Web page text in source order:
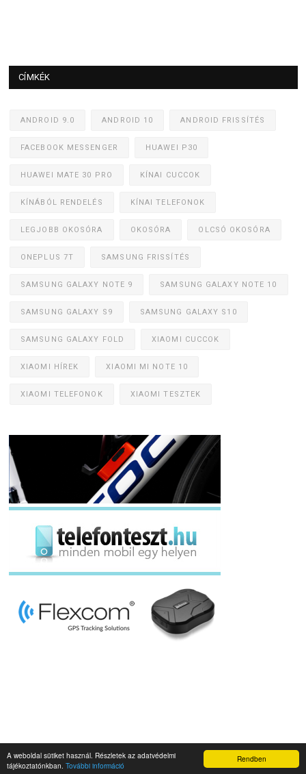
Rendben
A weboldal sütiket használ. Részletek az adatvédelmi
tájékoztatónkban. További információ
CÍMKÉK
ANDROID 9.0 ANDROID 10 ANDROID FRISSÍTÉS
FACEBOOK MESSENGER HUAWEI P30
HUAWEI MATE 30 PRO KÍNAI CUCCOK
KÍNÁBÓL RENDELÉS KÍNAI TELEFONOK
LEGJOBB OKOSÓRA OKOSÓRA OLCSÓ OKOSÓRA
ONEPLUS 7T SAMSUNG FRISSÍTÉS
SAMSUNG GALAXY NOTE 9 SAMSUNG GALAXY NOTE 10
SAMSUNG GALAXY S9 SAMSUNG GALAXY S10
SAMSUNG GALAXY FOLD XIAOMI CUCCOK
XIAOMI HÍREK XIAOMI MI NOTE 10
XIAOMI TELEFONOK XIAOMI TESZTEK
Napidroid.hu 2019